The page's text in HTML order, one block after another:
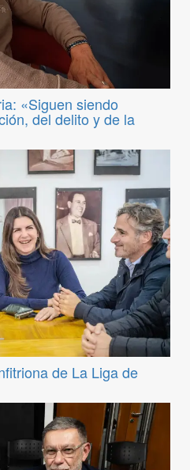
«Siguen siendo
del delito y de la
de La Liga de